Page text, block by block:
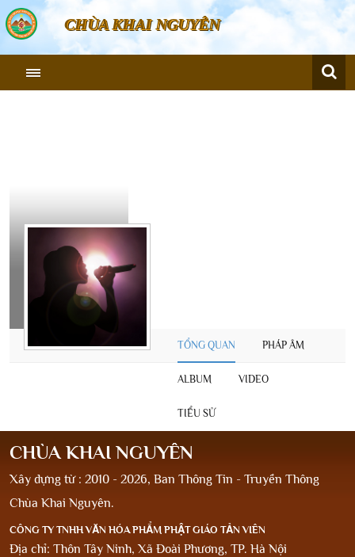
CHÙA KHAI NGUYÊN
TỔNG QUAN PHÁP ÂM
ALBUM VIDEO
TIỂU SỬ
CHÙA KHAI NGUYÊN
Xây dựng từ : 2010 - 2026, Ban Thông Tin - Truyền Thông
Chùa Khai Nguyên.
CÔNG TY TNHH VĂN HÓA PHẨM PHẬT GIÁO TẢN VIÊN
Địa chỉ: Thôn Tây Ninh, Xã Đoài Phương, TP. Hà Nội